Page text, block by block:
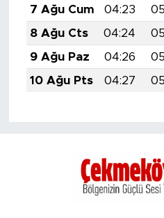
7 Ağu Cum
04:23
8 Ağu Cts
04:24
9 Ağu Paz
04:26
10 Ağu Pts
04:27